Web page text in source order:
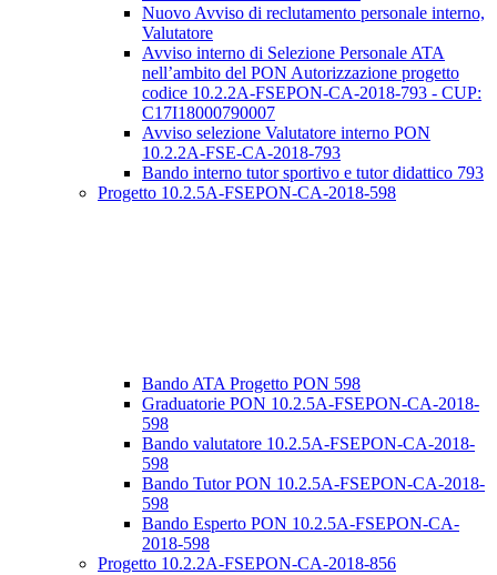
Nuovo Avviso di reclutamento personale interno,
Valutatore
Avviso interno di Selezione Personale ATA
nell’ambito del PON Autorizzazione progetto
codice 10.2.2A-FSEPON-CA-2018-793 - CUP:
C17I18000790007
Avviso selezione Valutatore interno PON
10.2.2A-FSE-CA-2018-793
Bando interno tutor sportivo e tutor didattico 793
Progetto 10.2.5A-FSEPON-CA-2018-598
Bando ATA Progetto PON 598
Graduatorie PON 10.2.5A-FSEPON-CA-2018-
598
Bando valutatore 10.2.5A-FSEPON-CA-2018-
598
Bando Tutor PON 10.2.5A-FSEPON-CA-2018-
598
Bando Esperto PON 10.2.5A-FSEPON-CA-
2018-598
Progetto 10.2.2A-FSEPON-CA-2018-856